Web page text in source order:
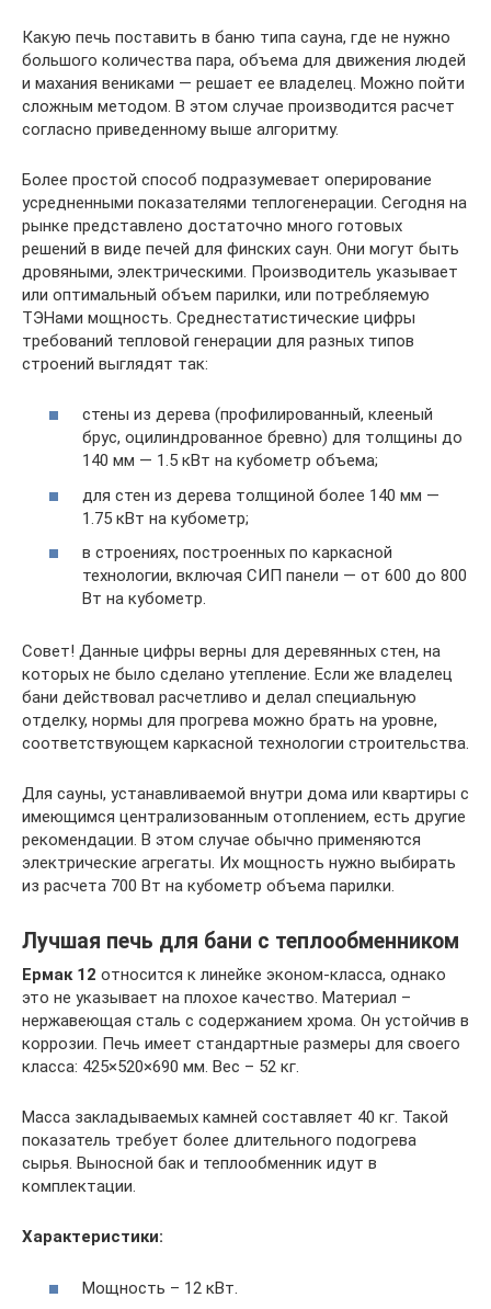
Какую печь поставить в баню типа сауна, где не нужно
большого количества пара, объема для движения людей
и махания вениками — решает ее владелец. Можно пойти
сложным методом. В этом случае производится расчет
согласно приведенному выше алгоритму.
Более простой способ подразумевает оперирование
усредненными показателями теплогенерации. Сегодня на
рынке представлено достаточно много готовых
решений в виде печей для финских саун. Они могут быть
дровяными, электрическими. Производитель указывает
или оптимальный объем парилки, или потребляемую
ТЭНами мощность. Среднестатистические цифры
требований тепловой генерации для разных типов
строений выглядят так:
стены из дерева (профилированный, клееный
брус, оцилиндрованное бревно) для толщины до
140 мм — 1.5 кВт на кубометр объема;
для стен из дерева толщиной более 140 мм —
1.75 кВт на кубометр;
в строениях, построенных по каркасной
технологии, включая СИП панели — от 600 до 800
Вт на кубометр.
Совет! Данные цифры верны для деревянных стен, на
которых не было сделано утепление. Если же владелец
бани действовал расчетливо и делал специальную
отделку, нормы для прогрева можно брать на уровне,
соответствующем каркасной технологии строительства.
Для сауны, устанавливаемой внутри дома или квартиры с
имеющимся централизованным отоплением, есть другие
рекомендации. В этом случае обычно применяются
электрические агрегаты. Их мощность нужно выбирать
из расчета 700 Вт на кубометр объема парилки.
Лучшая печь для бани с теплообменником
Ермак 12 относится к линейке эконом-класса, однако
это не указывает на плохое качество. Материал –
нержавеющая сталь с содержанием хрома. Он устойчив в
коррозии. Печь имеет стандартные размеры для своего
класса: 425×520×690 мм. Вес – 52 кг.
Масса закладываемых камней составляет 40 кг. Такой
показатель требует более длительного подогрева
сырья. Выносной бак и теплообменник идут в
комплектации.
Характеристики:
Мощность – 12 кВт.